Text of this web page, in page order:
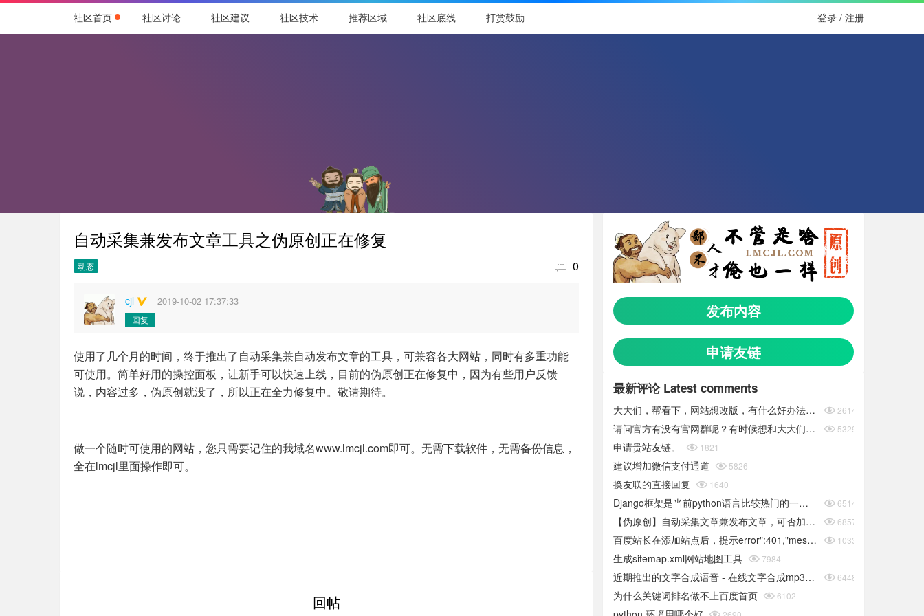
社区首页 社区讨论 社区建议 社区技术 推荐区域 社区底线 打赏鼓励 登录 / 注册
自动采集兼发布文章工具之伪原创正在修复
动态  0
cjl 2019-10-02 17:37:33
回复
使用了几个月的时间，终于推出了自动采集兼自动发布文章的工具，可兼容各大网站，同时有多重功能
可使用。简单好用的操控面板，让新手可以快速上线，目前的伪原创正在修复中，因为有些用户反馈
说，内容过多，伪原创就没了，所以正在全力修复中。敬请期待。
做一个随时可使用的网站，您只需要记住的我域名www.lmcjl.com即可。无需下载软件，无需备份信息，
全在lmcjl里面操作即可。
回帖
发布内容
申请友链
最新评论 Latest comments
大大们，帮看下，网站想改版，有什么好办法.可报价 2614
请问官方有没有官网群呢？有时候想和大大们聊以下都没办法 5329
申请贵站友链。  1821
建议增加微信支付通道  5826
换友联的直接回复  1640
Django框架是当前python语言比较热门的一个框架 6514
【伪原创】自动采集文章兼发布文章，可否加入PBOOTCMS的采集功能 6857
百度站长在添加站点后，提示error":401,"message":"site sid is empty或者推送链接错误 10334
生成sitemap.xml网站地图工具  7984
近期推出的文字合成语音 - 在线文字合成mp3语音文件-在线工具 6448
为什么关键词排名做不上百度首页  6102
